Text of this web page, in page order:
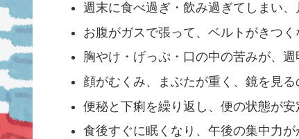
週末に食べ過ぎ・飲み過ぎてしまい
お腹がガスで張って、ベルトがきつく
胸やけ・げっぷ・口の中の苦みが、
顔がむくみ、まぶたが重く、鏡を見る
便秘と下痢を繰り返し、便の状態が安
食後すぐに眠くなり、午後の集中力が